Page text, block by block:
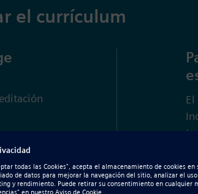
el currículum